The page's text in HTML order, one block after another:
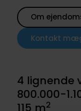
Om
Kontakt
4 lignende
800.000-
115 m2